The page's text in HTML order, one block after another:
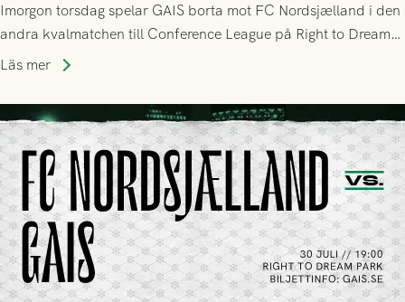
Imorgon torsdag spelar GAIS borta mot FC Nordsjælland i den
andra kvalmatchen till Conference League på Right to Dream
Park! Fredrik Holmberg och ledarstaben har tagit ut följande
Läs mer